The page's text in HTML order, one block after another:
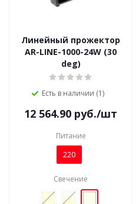
Линейный прожектор
AR-LINE-1000-24W (30
deg)
Есть в наличии (1)
12 564.90 руб./шт
Питание
220
Свечение